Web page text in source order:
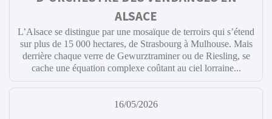
ALSACE
L’Alsace se distingue par une mosaïque de terroirs qui s’étend
sur plus de 15 000 hectares, de Strasbourg à Mulhouse. Mais
derrière chaque verre de Gewurztraminer ou de Riesling, se
cache une équation complexe coûtant au ciel lorraine...
16/05/2026